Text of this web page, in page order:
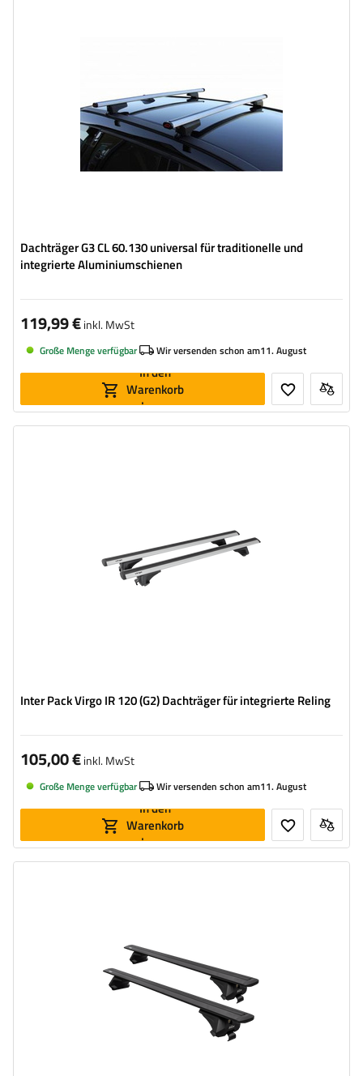
Dachträger G3 CL 60.130 universal für traditionelle und
integrierte Aluminiumschienen
119,99 €inkl. MwSt
Große Menge verfügbar Wir versenden schon am11. August
In den
Warenkorb
legen
Inter Pack Virgo IR 120 (G2) Dachträger für integrierte Reling
105,00 €inkl. MwSt
Große Menge verfügbar Wir versenden schon am11. August
In den
Warenkorb
legen